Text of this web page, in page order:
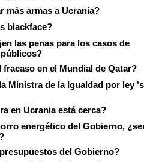
más armas a Ucrania?
blackface?
las penas para los casos de
públicos?
en el Mundial de Qatar?
Ministra de la Igualdad por ley
en Ucrania está cerca?
energético del Gobierno,
del Gobierno?